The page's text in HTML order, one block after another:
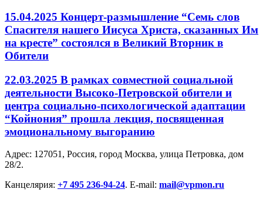
15.04.2025 Концерт-размышление “Семь слов
Спасителя нашего Иисуса Христа, сказанных Им
на кресте” состоялся в Великий Вторник в
Обители
22.03.2025 В рамках совместной социальной
деятельности Высоко-Петровской обители и
центра социально-психологической адаптации
“Койнония” прошла лекция, посвященная
эмоциональному выгоранию
Адрес: 127051, Россия, город Москва, улица Петровка, дом
28/2.
Канцелярия: +7 495 236-94-24. E-mail: mail@vpmon.ru